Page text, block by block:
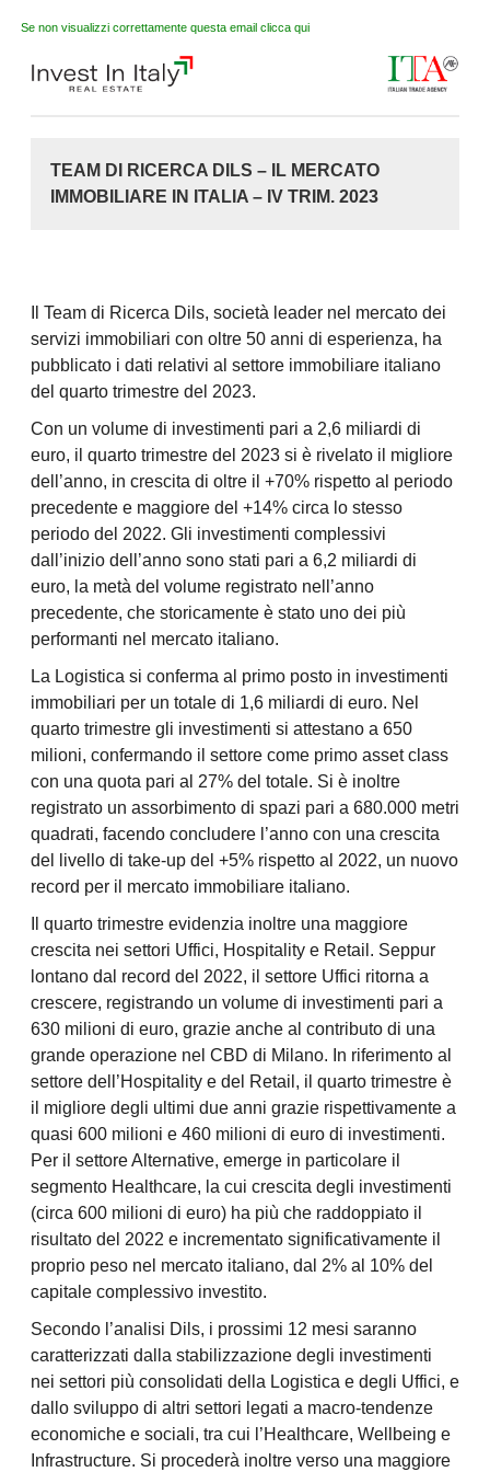
Se non visualizzi correttamente questa email clicca qui
TEAM DI RICERCA DILS – IL MERCATO
IMMOBILIARE IN ITALIA – IV TRIM. 2023
Il Team di Ricerca Dils, società leader nel mercato dei
servizi immobiliari con oltre 50 anni di esperienza, ha
pubblicato i dati relativi al settore immobiliare italiano
del quarto trimestre del 2023.
Con un volume di investimenti pari a 2,6 miliardi di
euro, il quarto trimestre del 2023 si è rivelato il migliore
dell’anno, in crescita di oltre il +70% rispetto al periodo
precedente e maggiore del +14% circa lo stesso
periodo del 2022. Gli investimenti complessivi
dall’inizio dell’anno sono stati pari a 6,2 miliardi di
euro, la metà del volume registrato nell’anno
precedente, che storicamente è stato uno dei più
performanti nel mercato italiano.
La Logistica si conferma al primo posto in investimenti
immobiliari per un totale di 1,6 miliardi di euro. Nel
quarto trimestre gli investimenti si attestano a 650
milioni, confermando il settore come primo asset class
con una quota pari al 27% del totale. Si è inoltre
registrato un assorbimento di spazi pari a 680.000 metri
quadrati, facendo concludere l’anno con una crescita
del livello di take-up del +5% rispetto al 2022, un nuovo
record per il mercato immobiliare italiano.
Il quarto trimestre evidenzia inoltre una maggiore
crescita nei settori Uffici, Hospitality e Retail. Seppur
lontano dal record del 2022, il settore Uffici ritorna a
crescere, registrando un volume di investimenti pari a
630 milioni di euro, grazie anche al contributo di una
grande operazione nel CBD di Milano. In riferimento al
settore dell’Hospitality e del Retail, il quarto trimestre è
il migliore degli ultimi due anni grazie rispettivamente a
quasi 600 milioni e 460 milioni di euro di investimenti.
Per il settore Alternative, emerge in particolare il
segmento Healthcare, la cui crescita degli investimenti
(circa 600 milioni di euro) ha più che raddoppiato il
risultato del 2022 e incrementato significativamente il
proprio peso nel mercato italiano, dal 2% al 10% del
capitale complessivo investito.
Secondo l’analisi Dils, i prossimi 12 mesi saranno
caratterizzati dalla stabilizzazione degli investimenti
nei settori più consolidati della Logistica e degli Uffici, e
dallo sviluppo di altri settori legati a macro-tendenze
economiche e sociali, tra cui l’Healthcare, Wellbeing e
Infrastructure. Si procederà inoltre verso una maggiore